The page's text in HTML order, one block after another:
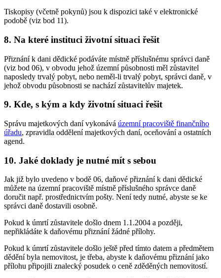
Tiskopisy (včetně pokynů) jsou k dispozici také v elektronické
podobě (viz bod 11).
8. Na které instituci životní situaci řešit
Přiznání k dani dědické podáváte místně příslušnému správci daně
(viz bod 06), v obvodu jehož územní působnosti měl zůstavitel
naposledy trvalý pobyt, nebo neměl-li trvalý pobyt, správci daně, v
jehož obvodu působnosti se nachází zůstavitelův majetek.
9. Kde, s kým a kdy životní situaci řešit
Správu majetkových daní vykonává územní pracoviště finančního
úřadu, zpravidla oddělení majetkových daní, oceňování a ostatních
agend.
10. Jaké doklady je nutné mít s sebou
Jak již bylo uvedeno v bodě 06, daňové přiznání k dani dědické
můžete na územní pracoviště místně příslušného správce daně
doručit např. prostřednictvím pošty. Není tedy nutné, abyste se ke
správci daně dostavili osobně.
Pokud k úmrtí zůstavitele došlo dnem 1.1.2004 a později,
nepřikládáte k daňovému přiznání žádné přílohy.
Pokud k úmrtí zůstavitele došlo ještě před tímto datem a předmětem
dědění byla nemovitost, je třeba, abyste k daňovému přiznání jako
přílohu připojili znalecký posudek o ceně zděděných nemovitostí.